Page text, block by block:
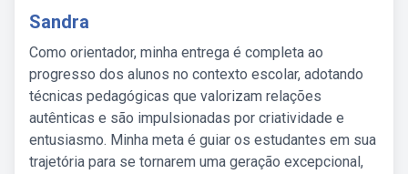
Sandra
Como orientador, minha entrega é completa ao
progresso dos alunos no contexto escolar, adotando
técnicas pedagógicas que valorizam relações
autênticas e são impulsionadas por criatividade e
entusiasmo. Minha meta é guiar os estudantes em sua
trajetória para se tornarem uma geração excepcional,